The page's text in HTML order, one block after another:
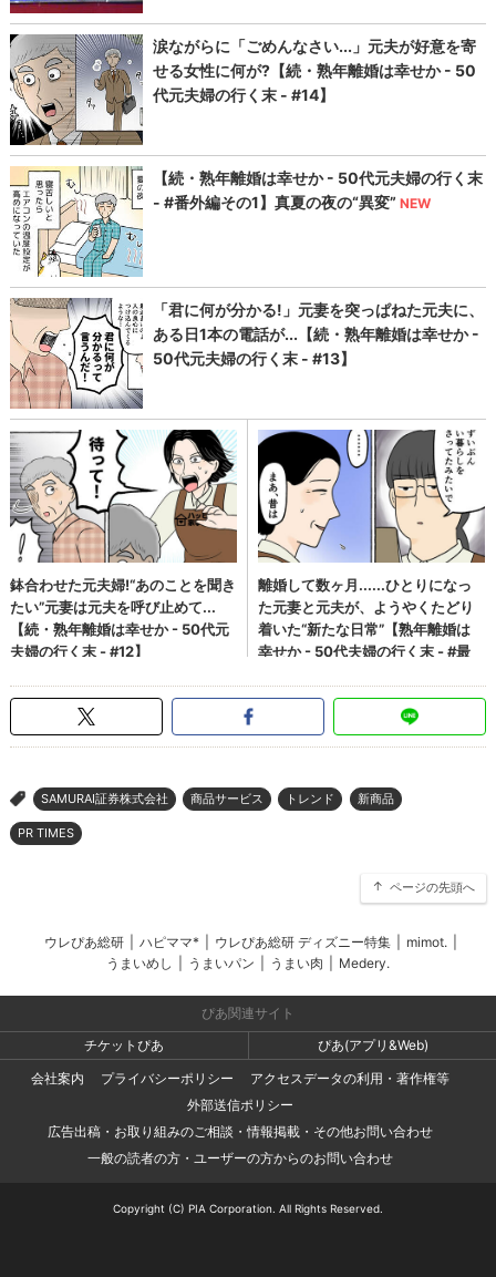
> SAMURAI証券株式会社 商品サービス トレンド 新商品
PR TIMES
ページの先頭へ
ウレぴあ総研 ハピママ* ウレぴあ総研 ディズニー特集 mimot.
うまいめし
うまいパン うまい肉 Medery.
ぴあ関連サイト
チケットぴあ
ぴあ(アプリ&Web)
会社案内
プライバシーポリシー
アクセスデータの利用・著作権等
外部送信ポリシー
広告出稿・お取り組みのご相談・情報掲載・その他お問い合わせ
一般の読者の方・ユーザーの方からのお問い合わせ
Copyright (C) PIA Corporation. All Rights Reserved.